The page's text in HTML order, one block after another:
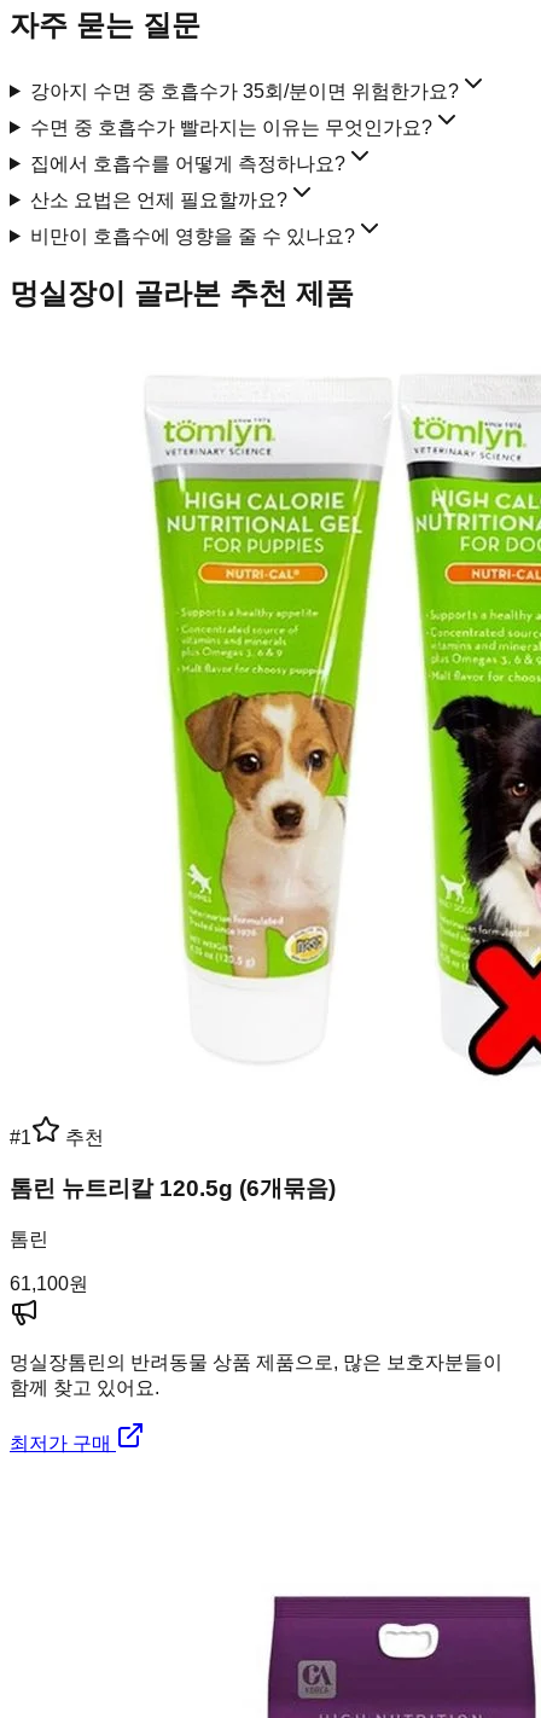
자주 묻는 질문
강아지 수면 중 호흡수가 35회/분이면 위험한가요?
수면 중 호흡수가 빨라지는 이유는 무엇인가요?
집에서 호흡수를 어떻게 측정하나요?
산소 요법은 언제 필요할까요?
비만이 호흡수에 영향을 줄 수 있나요?
멍실장이 골라본 추천 제품
#1 추천
톰린 뉴트리칼 120.5g (6개묶음)
톰린
61,100원
멍실장톰린의 반려동물 상품 제품으로, 많은 보호자분들이
함께 찾고 있어요.
최저가 구매